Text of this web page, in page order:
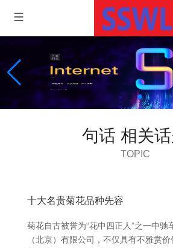
句话 相关
TOPIC
十大名贵菊花品种先容
菊花自古被誉为“花中四正人”之一中驰
（北京）有限公司，不仅具有不雅赏